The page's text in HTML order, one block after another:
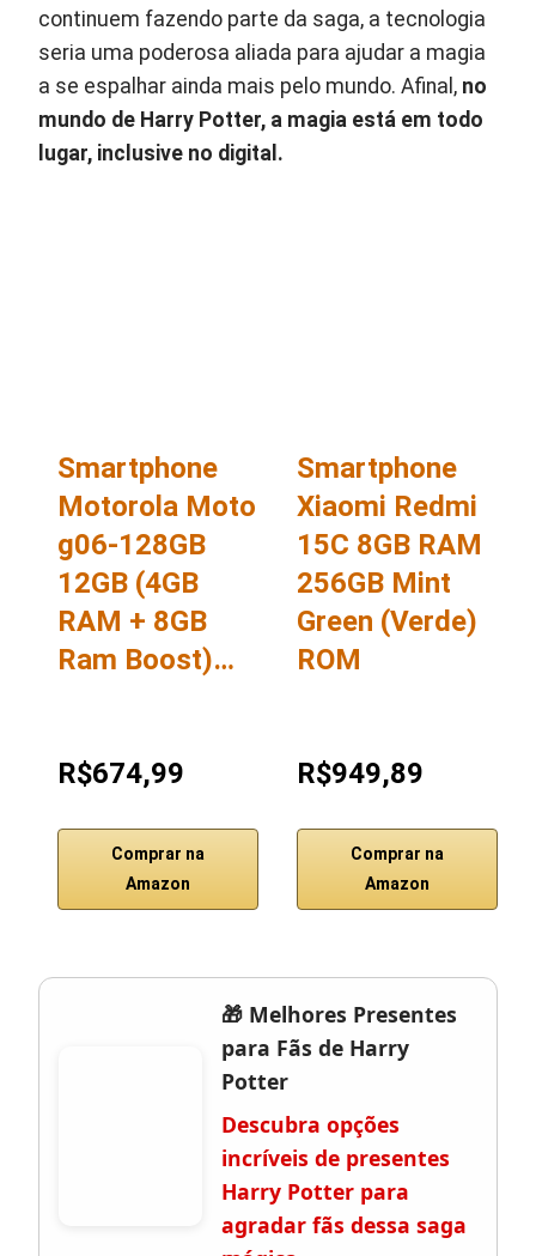
continuem fazendo parte da saga, a tecnologia
seria uma poderosa aliada para ajudar a magia
a se espalhar ainda mais pelo mundo. Afinal, no
mundo de Harry Potter, a magia está em todo
lugar, inclusive no digital.
Smartphone
Motorola Moto
g06-128GB
12GB (4GB
RAM + 8GB
Ram Boost)…
R$674,99
Comprar na
Amazon
Smartphone
Xiaomi Redmi
15C 8GB RAM
256GB Mint
Green (Verde)
ROM
R$949,89
Comprar na
Amazon
🎁 Melhores Presentes
para Fãs de Harry
Potter
Descubra opções
incríveis de presentes
Harry Potter para
agradar fãs dessa saga